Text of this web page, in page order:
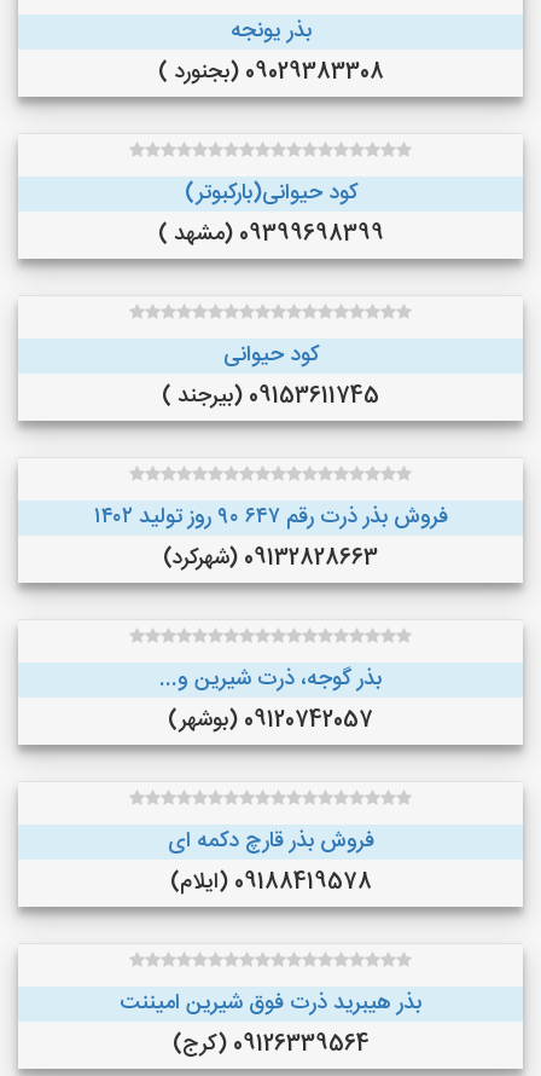
بذر یونجه
09029383308 (بجنورد )
کود حیوانی(بارکبوتر)
09399698399 (مشهد )
کود حیوانی
09153611745 (بیرجند )
فروش بذر ذرت رقم ۶۴۷ ۹۰ روز تولید ۱۴۰۲
09132828663 (شهرکرد)
بذر گوجه، ذرت شیرین و...
09120742057 (بوشهر)
فروش بذر قارچ دکمه ای
09188419578 (ایلام)
بذر هیبرید ذرت فوق شیرین امیننت
09126339564 (کرج)